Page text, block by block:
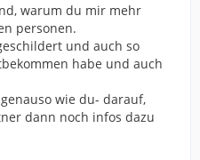
warum du mir mehr
personen.
und auch so
habe und auch
wie du- darauf,
dann noch infos dazu